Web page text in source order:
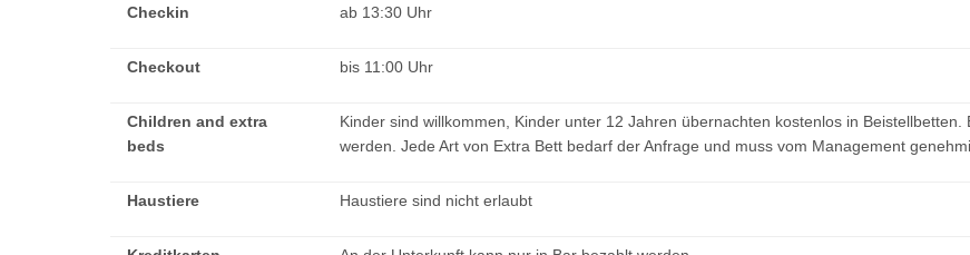
Checkin
ab 13:30 Uhr
Checkout bis 11:00 Uhr
Children and extra
beds
Kinder sind willkommen, Kinder unter 12 Jahren übernachten kostenlos in
werden. Jede Art von Extra Bett bedarf der Anfrage und muss vom Management
Haustiere Haustiere sind nicht erlaubt